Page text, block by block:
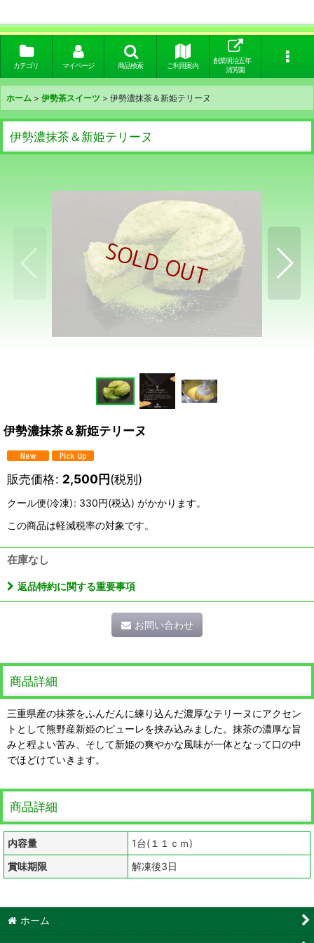
カテゴリ マイページ 商品検索 ご利用案内
創業明治五年
清芳園
ホーム > 伊勢茶スイーツ > 伊勢濃抹茶＆新姫テリーヌ
伊勢濃抹茶＆新姫テリーヌ
伊勢濃抹茶＆新姫テリーヌ
販売価格: 2,500円(税別)
クール便(冷凍): 330円(税込) がかかります。
この商品は軽減税率の対象です。
在庫なし
返品特約に関する重要事項
お問い合わせ
商品詳細
三重県産の抹茶をふんだんに練り込んだ濃厚なテリーヌにアクセン
トとして熊野産新姫のピューレを挟み込みました。抹茶の濃厚な旨
みと程よい苦み、そして新姫の爽やかな風味が一体となって口の中
でほどけていきます。
商品詳細
内容量
1台(１１ｃｍ)
賞味期限
解凍後3日
ホーム